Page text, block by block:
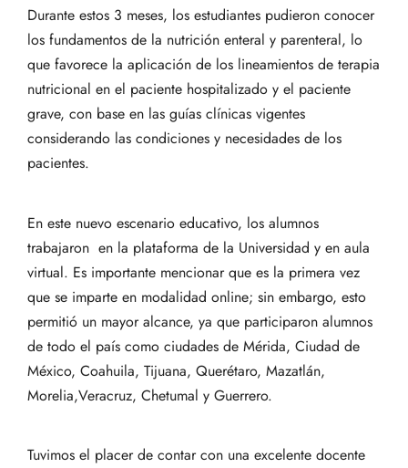
Durante estos 3 meses, los estudiantes pudieron conocer
los fundamentos de la nutrición enteral y parenteral, lo
que favorece la aplicación de los lineamientos de terapia
nutricional en el paciente hospitalizado y el paciente
grave, con base en las guías clínicas vigentes
considerando las condiciones y necesidades de los
pacientes.
En este nuevo escenario educativo, los alumnos
trabajaron en la plataforma de la Universidad y en aula
virtual. Es importante mencionar que es la primera vez
que se imparte en modalidad online; sin embargo, esto
permitió un mayor alcance, ya que participaron alumnos
de todo el país como ciudades de Mérida, Ciudad de
México, Coahuila, Tijuana, Querétaro, Mazatlán,
Morelia,Veracruz, Chetumal y Guerrero.
Tuvimos el placer de contar con una excelente docente